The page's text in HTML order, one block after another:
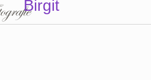
Birgit